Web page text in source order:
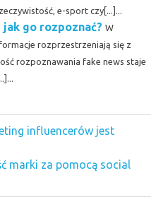
e-sport czy[...]...
go rozpoznać? W
rozprzestrzeniają się z
rozpoznawania fake news staje
influencerów jest
marki za pomocą social